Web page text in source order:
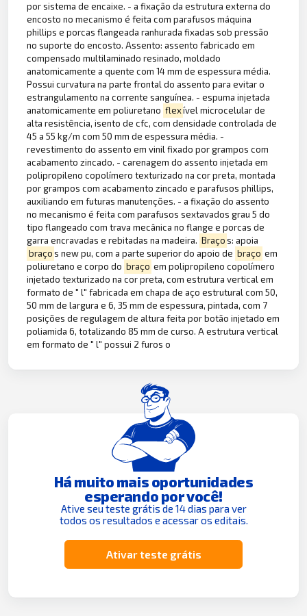
por sistema de encaixe. - a fixação da estrutura externa do
encosto no mecanismo é feita com parafusos máquina
phillips e porcas flangeada ranhurada fixadas sob pressão
no suporte do encosto. Assento: assento fabricado em
compensado multilaminado resinado, moldado
anatomicamente a quente com 14 mm de espessura média.
Possui curvatura na parte frontal do assento para evitar o
estrangulamento na corrente sanguínea. - espuma injetada
anatomicamente em poliuretano flexível microcelular de
alta resistência, isento de cfc, com densidade controlada de
45 a 55 kg/m com 50 mm de espessura média. -
revestimento do assento em vinil fixado por grampos com
acabamento zincado. - carenagem do assento injetada em
polipropileno copolímero texturizado na cor preta, montada
por grampos com acabamento zincado e parafusos phillips,
auxiliando em futuras manutenções. - a fixação do assento
no mecanismo é feita com parafusos sextavados grau 5 do
tipo flangeado com trava mecânica no flange e porcas de
garra encravadas e rebitadas na madeira. Braços: apoia
braços new pu, com a parte superior do apoio de braço em
poliuretano e corpo do braço em polipropileno copolímero
injetado texturizado na cor preta, com estrutura vertical em
formato de " l" fabricada em chapa de aço estrutural com 50,
50 mm de largura e 6, 35 mm de espessura, pintada, com 7
posições de regulagem de altura feita por botão injetado em
poliamida 6, totalizando 85 mm de curso. A estrutura vertical
em formato de " l" possui 2 furos o
Há muito mais oportunidades
esperando por você!
Ative seu teste grátis de 14 dias para ver
todos os resultados e acessar os editais.
Ativar teste grátis